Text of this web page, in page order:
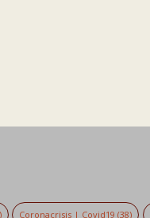
Coronacrisis | Covid19 (38)